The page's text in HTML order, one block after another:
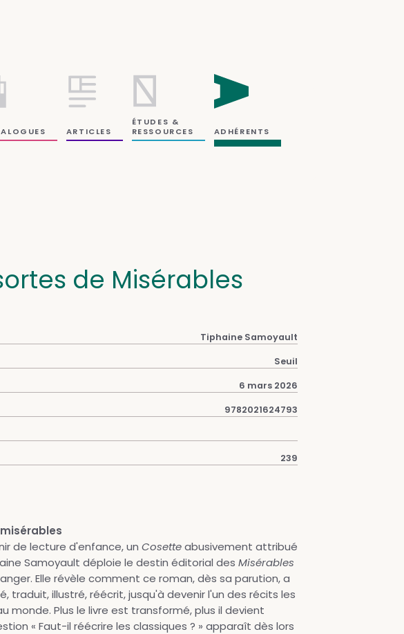
ARTICLES
ÉTUDES &
RESSOURCES
ADHÉRENTS
de Misérables
Tiphaine Samoyault
Seuil
6 mars 2026
9782021624793
239
de lecture d'enfance, un Cosetteabusivement attribué
Samoyault déploie le destin éditorial des Misérables
Elle révèle comment ce roman, dès sa parution, a
traduit, illustré, réécrit, jusqu'à devenir l'un des récits les
monde. Plus le livre est transformé, plus il devient
« Faut-il réécrire les classiques ? » apparaît dès lors